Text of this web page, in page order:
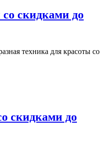
скидками до
техника для красоты со
скидками до